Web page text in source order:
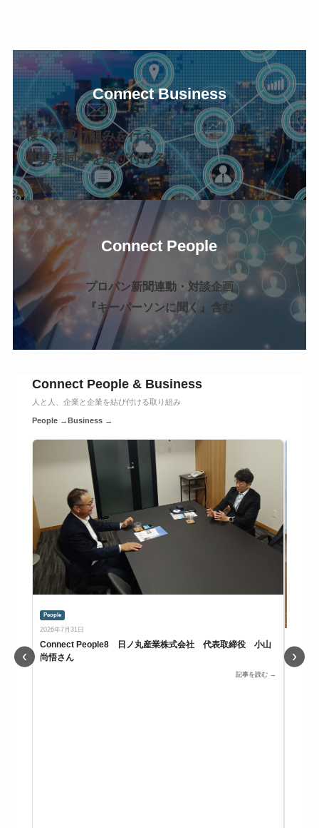
Connect Business
様々な取り組みを行う
事業者同士を結び付ける
Connect People
プロパン新聞連動・対談企画
『キーパーソンに聞く』含む
Connect People & Business
人と人、企業と企業を結び付ける取り組み
People →Business →
‹
People
2026年7月31日
Connect People8 日ノ丸産業株式会社 代表取締役 小山
尚悟さん
記事を読む →
People
2026年7
›